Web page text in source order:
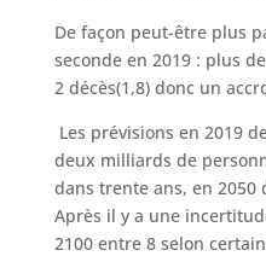
De façon peut-être plus
seconde en 2019 : plus
2 décès(1,8) donc un
Les prévisions en 2019
deux milliards de
dans trente ans, en
Après il y a une
2100 entre 8 selon